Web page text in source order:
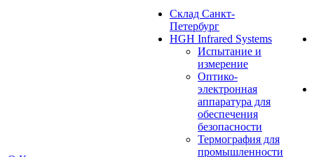
Cклад Санкт-
Петербург
HGH Infrared Systems
Испытание и
измерение
Оптико-
электронная
аппаратура для
обеспечения
безопасности
Термография для
промышленности